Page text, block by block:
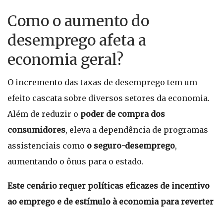
Como o aumento do
desemprego afeta a
economia geral?
O incremento das taxas de desemprego tem um
efeito cascata sobre diversos setores da economia.
Além de reduzir o poder de compra dos
consumidores, eleva a dependência de programas
assistenciais como o seguro-desemprego,
aumentando o ônus para o estado.
Este cenário requer políticas eficazes de incentivo
ao emprego e de estímulo à economia para reverter